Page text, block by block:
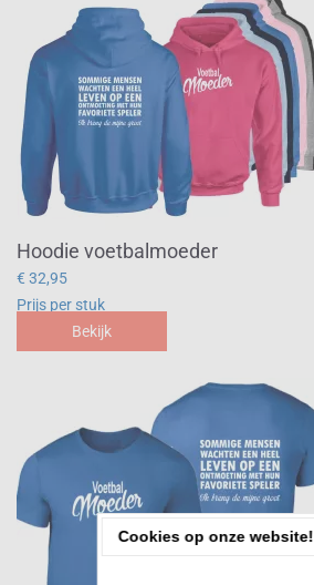
Hoodie voetbalmoeder
€ 32,95
Prijs per stuk
Bekijk
Cookies op onze website!